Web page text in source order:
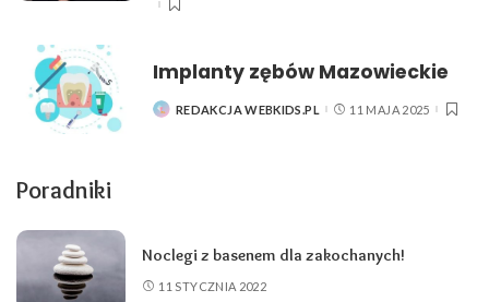
Implanty zębów Mazowieckie
POSTED
REDAKCJA WEBKIDS.PL 11 MAJA 2025
Poradniki
Noclegi z basenem dla zakochanych!
11 STYCZNIA 2022